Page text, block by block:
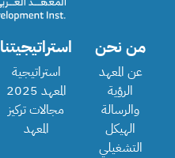
من نحن
عن المعهد
الرؤية
والرسالة
الهيكل
التشغيلي
استراتيجيتنا
استراتيجية
المعهد 2025
مجالات تركيز
المعهد